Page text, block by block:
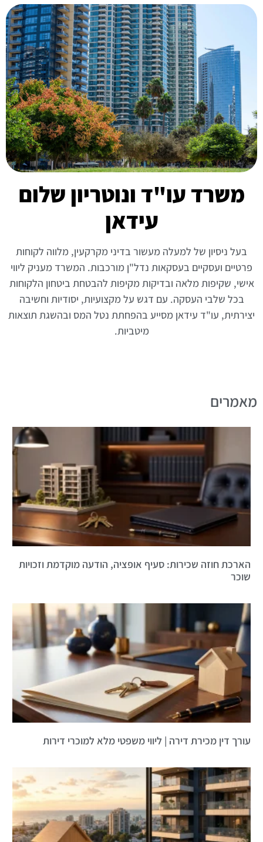
משרד עו"ד ונוטריון שלום
עידאן
בעל ניסיון של למעלה מעשור בדיני מקרקעין, מלווה לקוחות
פרטיים ועסקיים בעסקאות נדל"ן מורכבות. המשרד מעניק ליווי
אישי, שקיפות מלאה ובדיקות מקיפות להבטחת ביטחון הלקוחות
בכל שלבי העסקה. עם דגש על מקצועיות, יסודיות וחשיבה
יצירתית, עו"ד עידאן מסייע בהפחתת נטל המס ובהשגת תוצאות
מיטביות.
מאמרים
הארכת חוזה שכירות: סעיף אופציה, הודעה מוקדמת וזכויות
שוכר
עורך דין מכירת דירה | ליווי משפטי מלא למוכרי דירות